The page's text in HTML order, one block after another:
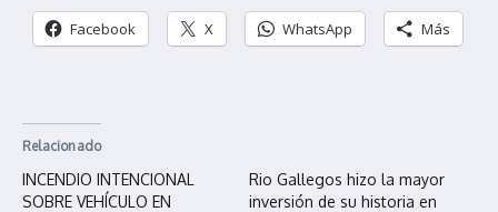
Facebook X WhatsApp Más
Relacionado
INCENDIO INTENCIONAL
SOBRE VEHÍCULO EN
Rio Gallegos hizo la mayor
inversión de su historia en